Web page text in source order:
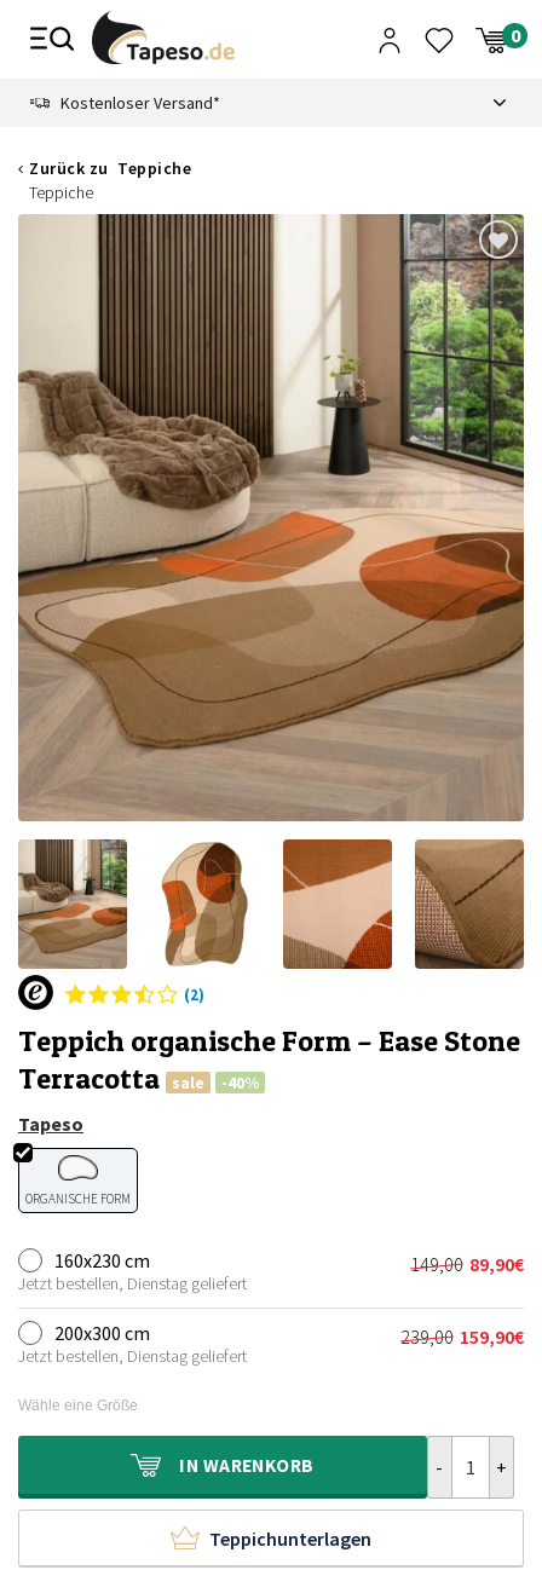
Zusammenbruch
Kostenloser Versand*
Zurück zu Teppiche
Teppiche
(2)
Teppich organische Form – Ease Stone
Terracotta
sale -40%
Tapeso
ORGANISCHE FORM
160x230 cm
Jetzt bestellen, Dienstag geliefert
149,00
Preis
war:
149,00€
89,90€
Aktueller
Preis
ist:
89,90€.
200x300 cm
Jetzt bestellen, Dienstag geliefert
239,00 159,90€
Aktueller
Wähle eine Größe
IN WARENKORB
Teppichunterlagen